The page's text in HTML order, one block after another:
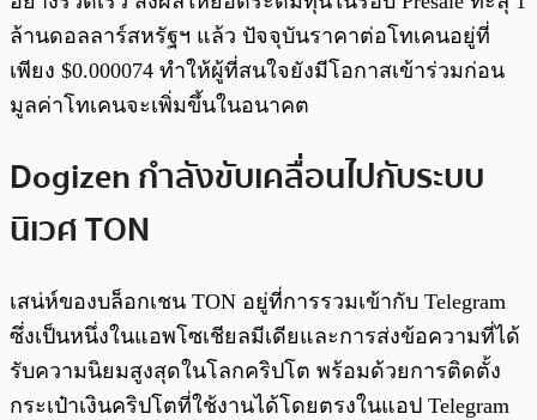
ล้านดอลลาร์สหรัฐฯ แล้ว ปัจจุบันราคาต่อโทเคนอยู่ที่
เพียง $0.000074 ทำให้ผู้ที่สนใจยังมีโอกาสเข้าร่วมก่อน
มูลค่าโทเคนจะเพิ่มขึ้นในอนาคต
Dogizen กำลังขับเคลื่อนไปกับระบบ
นิเวศ TON
เสน่ห์ของบล็อกเชน TON อยู่ที่การรวมเข้ากับ Telegram
ซึ่งเป็นหนึ่งในแอพโซเชียลมีเดียและการส่งข้อความที่ได้
รับความนิยมสูงสุดในโลกคริปโต พร้อมด้วยการติดตั้ง
กระเป๋าเงินคริปโตที่ใช้งานได้โดยตรงในแอป Telegram